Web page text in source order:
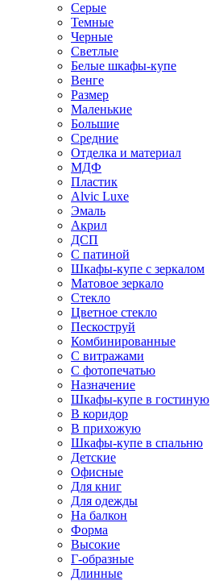
Серые
Темные
Черные
Светлые
Белые шкафы-купе
Венге
Размер
Маленькие
Большие
Средние
Отделка и материал
МДФ
Пластик
Alvic Luxe
Эмаль
Акрил
ДСП
С патиной
Шкафы-купе с зеркалом
Матовое зеркало
Стекло
Цветное стекло
Пескоструй
Комбинированные
С витражами
С фотопечатью
Назначение
Шкафы-купе в гостиную
В коридор
В прихожую
Шкафы-купе в спальню
Детские
Офисные
Для книг
Для одежды
На балкон
Форма
Высокие
Г-образные
Длинные